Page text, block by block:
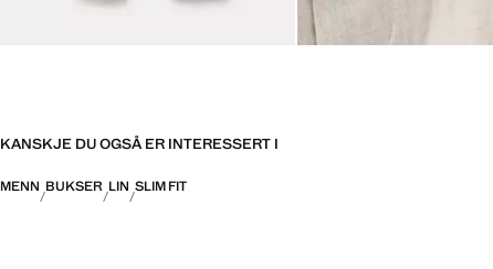
KANSKJE DU OGSÅ ER INTERESSERT I
MENN BUKSER LIN SLIM FIT